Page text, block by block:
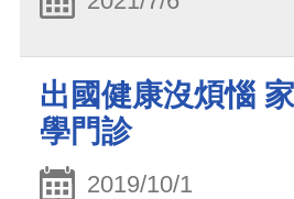
出國健康沒煩惱
學門診
2019/10/1